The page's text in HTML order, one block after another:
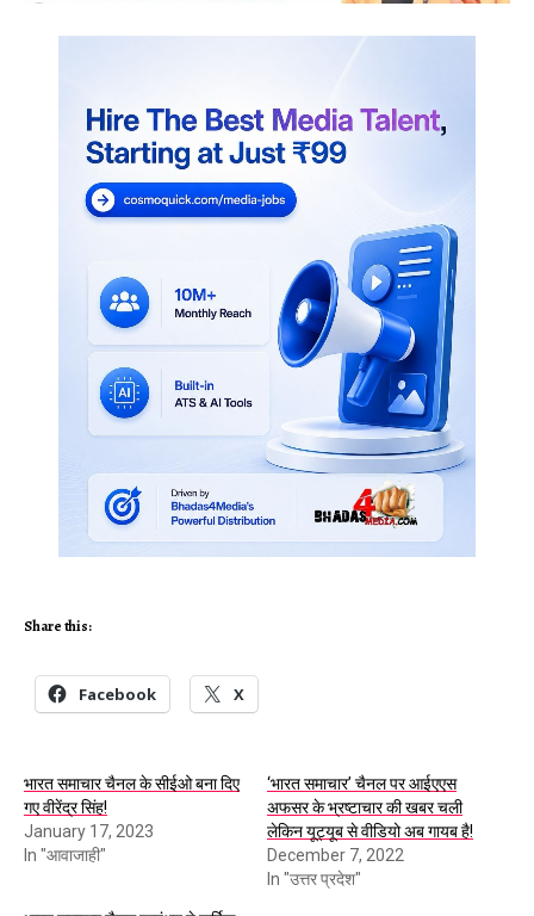
Share this:
Facebook X
भारत समाचार चैनल के सीईओ बना दिए
गए वीरेंद्र सिंह!
January 17, 2023
In "आवाजाही"
‘भारत समाचार’ चैनल पर आईएएस
अफसर के भ्रष्टाचार की खबर चली
लेकिन यूट्यूब से वीडियो अब गायब है!
December 7, 2022
In "उत्तर प्रदेश"